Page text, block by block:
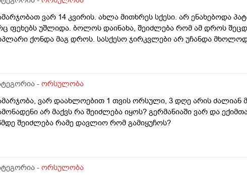
ვარ 14 კვირის. ახლა მითხრეს სქესი. არ ენახებოდა
ფეხებს უშლიდა. ბოლოს დაინახა, შეიძლება რომ ამ დროს
ქონდა მაგ დროს. სასქესო ჯირკვლები არ უჩანდა მხოლოდ
- ორსულობა
ვარ დაახლოებით 1 თვის ორსული, 3 დღე არის ძალიან
არ მაქვს რა შეიძლება იყოს? გერმანიაში ვარ და
შეიძლება რამე დავლიო რომ გამიყუჩოს?
- ორსულობა